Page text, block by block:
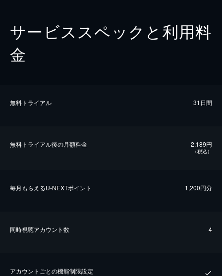
サービススペックと利用料
金
無料トライアル 31日間
無料トライアル後の⽉額料金 2,189円
（税込）
毎⽉もらえるU-NEXTポイント 1,200円分
同時視聴アカウント数 4
アカウントごとの機能制限設定